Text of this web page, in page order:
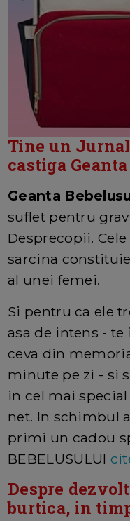
Tine un
castiga
Geanta
suflet pentru
Desprecopii.
sarcina
al unei femei.
Si pentru ca ele
asa de intens -
ceva din
minute pe zi - si
in cel mai
net. In schimbul
primi un cadou
BEBELUSULUI
Despre
burtica, in